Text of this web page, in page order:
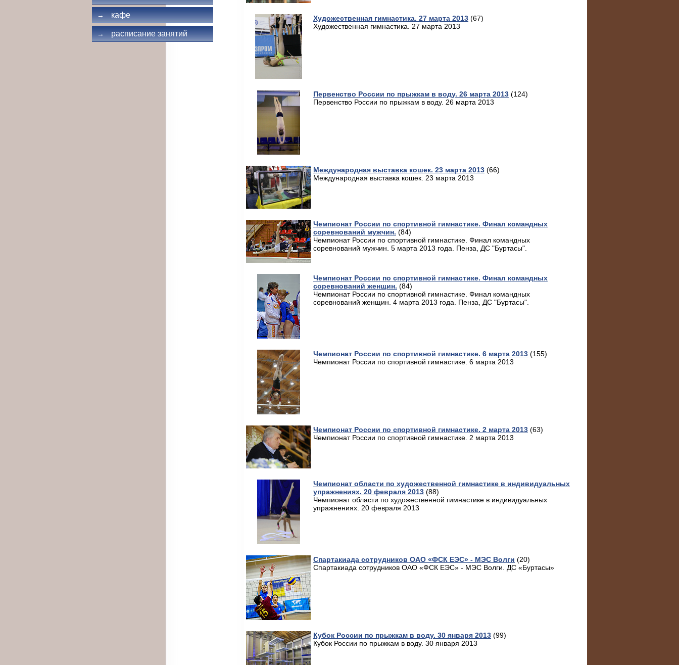
→ кафе
→ расписание занятий
Художественная гимнастика. 27 марта 2013 (67)
Художественная гимнастика. 27 марта 2013
Первенство России по прыжкам в воду. 26 марта 2013 (124)
Первенство России по прыжкам в воду. 26 марта 2013
Международная выставка кошек. 23 марта 2013 (66)
Международная выставка кошек. 23 марта 2013
Чемпионат России по спортивной гимнастике. Финал командных
соревнований мужчин. (84)
Чемпионат России по спортивной гимнастике. Финал командных
соревнований мужчин. 5 марта 2013 года. Пенза, ДС "Буртасы".
Чемпионат России по спортивной гимнастике. Финал командных
соревнований женщин. (84)
Чемпионат России по спортивной гимнастике. Финал командных
соревнований женщин. 4 марта 2013 года. Пенза, ДС "Буртасы".
Чемпионат России по спортивной гимнастике. 6 марта 2013 (155)
Чемпионат России по спортивной гимнастике. 6 марта 2013
Чемпионат России по спортивной гимнастике. 2 марта 2013 (63)
Чемпионат России по спортивной гимнастике. 2 марта 2013
Чемпионат области по художественной гимнастике в индивидуальных
упражнениях. 20 февраля 2013 (88)
Чемпионат области по художественной гимнастике в индивидуальных
упражнениях. 20 февраля 2013
Спартакиада сотрудников ОАО «ФСК ЕЭС» - МЭС Волги (20)
Спартакиада сотрудников ОАО «ФСК ЕЭС» - МЭС Волги. ДС «Буртасы»
Кубок России по прыжкам в воду. 30 января 2013 (99)
Кубок России по прыжкам в воду. 30 января 2013